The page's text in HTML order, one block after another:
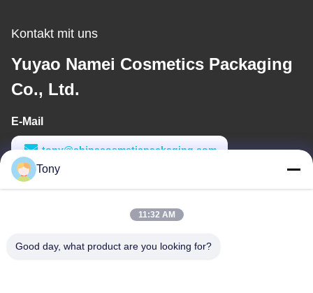
Kontakt mit uns
Yuyao Namei Cosmetics Packaging
Co., Ltd.
E-Mail
tony@chinacosmeticpackaging.com
Arbeitszeit
Tony
11:32 AM
Good day, what product are you looking for?